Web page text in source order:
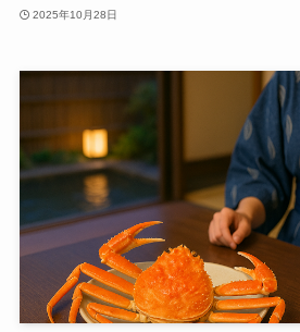
2025年10月28日